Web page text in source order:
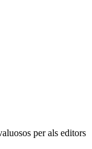
per als editors